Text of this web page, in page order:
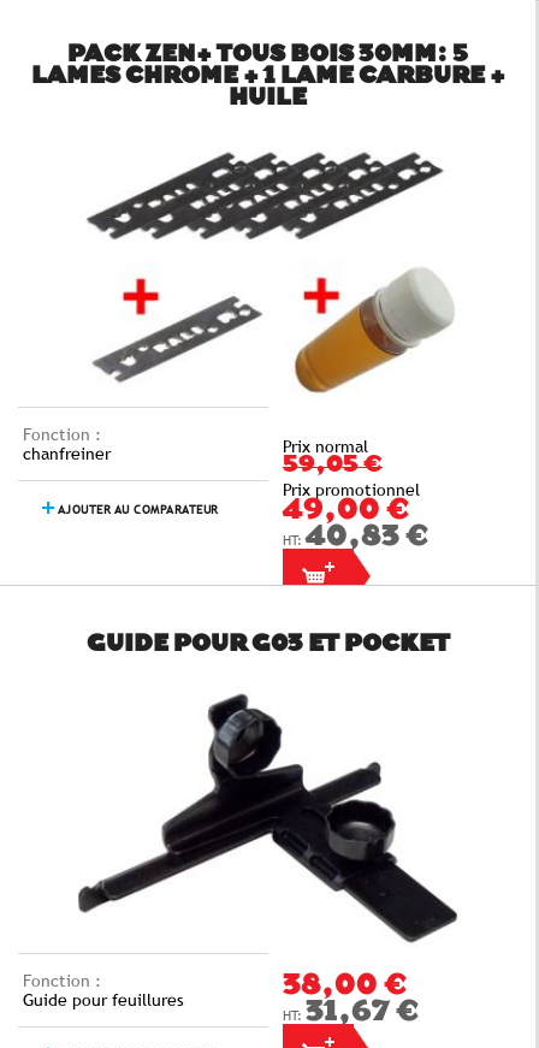
PACK ZEN+ TOUS BOIS 30MM: 5
LAMES CHROME + 1 LAME CARBURE +
HUILE
Fonction :
chanfreiner
AJOUTER AU COMPARATEUR
Prix normal
59,05 €
Prix promotionnel
49,00 €
40,83 €
GUIDE POUR G03 ET POCKET
Fonction :
Guide pour feuillures
38,00 €
31,67 €